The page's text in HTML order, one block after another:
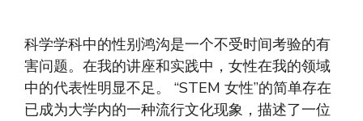
科学学科中的性别鸿沟是一个不受时间考验的有
害问题。在我的讲座和实践中，女性在我的领域
中的代表性明显不足。 “STEM 女性”的简单存在
已成为大学内的一种流行文化现象，描述了一位